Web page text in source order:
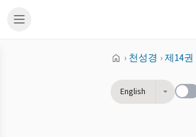
› 천성경 ›제14권
English